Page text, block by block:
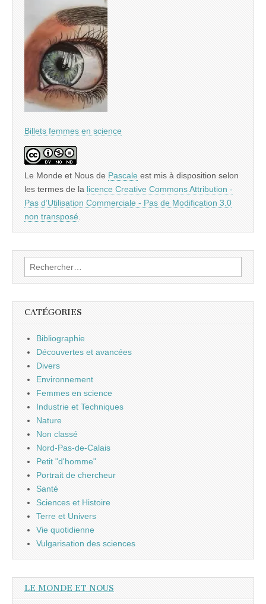
Billets femmes en science
Le Monde et Nous de Pascale est mis à disposition selon
les termes de la licence Creative Commons Attribution -
Pas d’Utilisation Commerciale - Pas de Modification 3.0
non transposé
Rechercher :
CATÉGORIES
Bibliographie
Découvertes et avancées
Divers
Environnement
Femmes en science
Industrie et Techniques
Nature
Non classé
Nord-Pas-de-Calais
Petit "d'homme"
Portrait de chercheur
Santé
Sciences et Histoire
Terre et Univers
Vie quotidienne
Vulgarisation des sciences
LE MONDE ET NOUS